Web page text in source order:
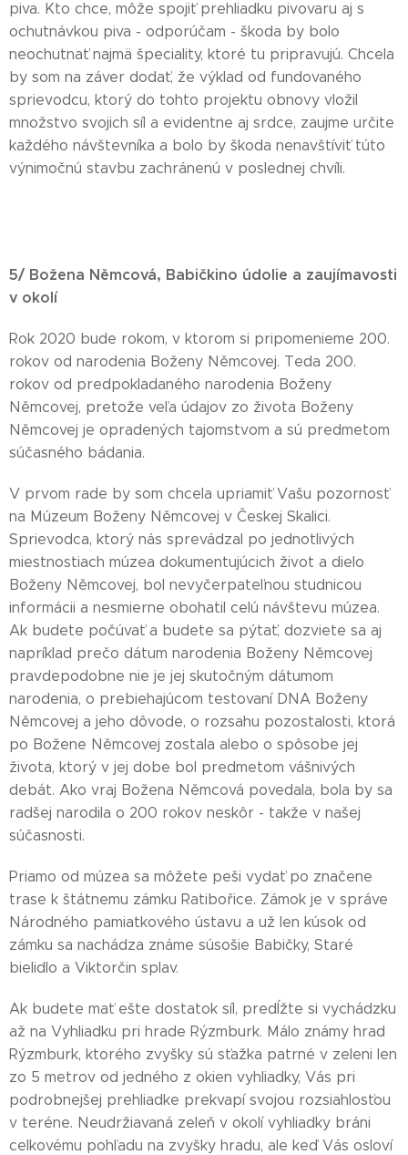
piva. Kto chce, môže spojiť prehliadku pivovaru aj s
ochutnávkou piva - odporúčam - škoda by bolo
neochutnať najmä špeciality, ktoré tu pripravujú. Chcela
by som na záver dodať, že výklad od fundovaného
sprievodcu, ktorý do tohto projektu obnovy vložil
množstvo svojich síl a evidentne aj srdce, zaujme určite
každého návštevníka a bolo by škoda nenavštíviť túto
výnimočnú stavbu zachránenú v poslednej chvíli.
5/ Božena Němcová, Babičkino údolie a zaujímavosti
v okolí
Rok 2020 bude rokom, v ktorom si pripomenieme 200.
rokov od narodenia Boženy Němcovej. Teda 200.
rokov od predpokladaného narodenia Boženy
Němcovej, pretože veľa údajov zo života Boženy
Němcovej je opradených tajomstvom a sú predmetom
súčasného bádania.
V prvom rade by som chcela upriamiť Vašu pozornosť
na Múzeum Boženy Němcovej v Českej Skalici.
Sprievodca, ktorý nás sprevádzal po jednotlivých
miestnostiach múzea dokumentujúcich život a dielo
Boženy Němcovej, bol nevyčerpateľnou studnicou
informácii a nesmierne obohatil celú návštevu múzea.
Ak budete počúvať a budete sa pýtať, dozviete sa aj
napríklad prečo dátum narodenia Boženy Němcovej
pravdepodobne nie je jej skutočným dátumom
narodenia, o prebiehajúcom testovaní DNA Boženy
Němcovej a jeho dôvode, o rozsahu pozostalosti, ktorá
po Božene Němcovej zostala alebo o spôsobe jej
života, ktorý v jej dobe bol predmetom vášnivých
debát. Ako vraj Božena Němcová povedala, bola by sa
radšej narodila o 200 rokov neskôr - takže v našej
súčasnosti.
Priamo od múzea sa môžete peši vydať po značene
trase k štátnemu zámku Ratibořice. Zámok je v správe
Národného pamiatkového ústavu a už len kúsok od
zámku sa nachádza známe súsošie Babičky, Staré
bielidlo a Viktorčin splav.
Ak budete mať ešte dostatok síl, predĺžte si vychádzku
až na Vyhliadku pri hrade Rýzmburk. Málo známy hrad
Rýzmburk, ktorého zvyšky sú sťažka patrné v zeleni len
zo 5 metrov od jedného z okien vyhliadky, Vás pri
podrobnejšej prehliadke prekvapí svojou rozsiahlosťou
v teréne. Neudržiavaná zeleň v okolí vyhliadky bráni
celkovému pohľadu na zvyšky hradu, ale keď Vás osloví